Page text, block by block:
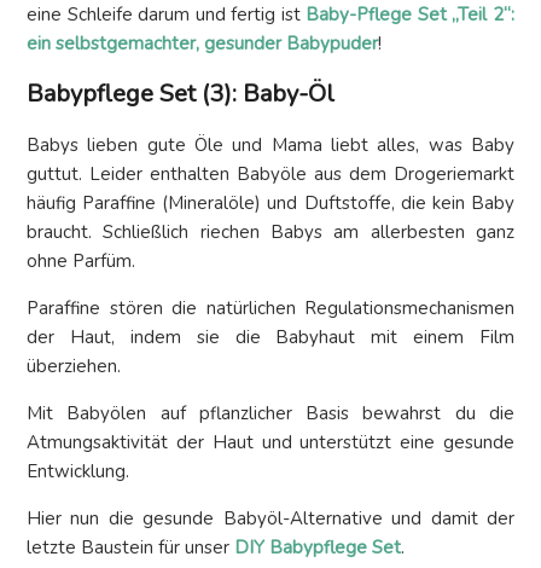
eine Schleife darum und fertig ist Baby-Pflege Set „Teil 2“:
ein selbstgemachter, gesunder Babypuder!
Babypflege Set (3): Baby-Öl
Babys lieben gute Öle und Mama liebt alles, was Baby
guttut. Leider enthalten Babyöle aus dem Drogeriemarkt
häufig Paraffine (Mineralöle) und Duftstoffe, die kein Baby
braucht. Schließlich riechen Babys am allerbesten ganz
ohne Parfüm.
Paraffine stören die natürlichen Regulationsmechanismen
der Haut, indem sie die Babyhaut mit einem Film
überziehen.
Mit Babyölen auf pflanzlicher Basis bewahrst du die
Atmungsaktivität der Haut und unterstützt eine gesunde
Entwicklung.
Hier nun die gesunde Babyöl-Alternative und damit der
letzte Baustein für unser DIY Babypflege Set.